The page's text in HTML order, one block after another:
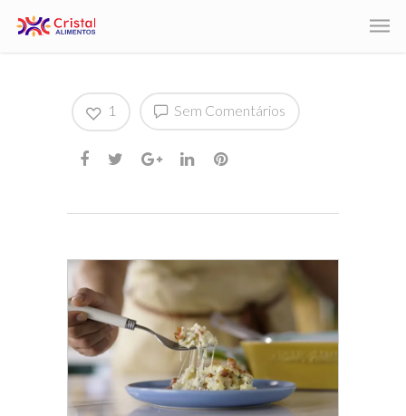
Sem Comentários
1